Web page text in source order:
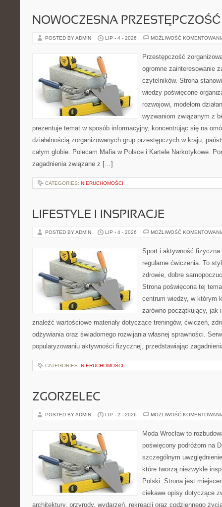
NOWOCZESNA PRZESTĘPCZOŚĆ
POSTED BY ADMIN LIP - 4 - 2026 MOŻLIWOŚĆ
Przestępczość
ogromne zainteresowanie
czytelników. Strona
wiedzy poświęcone
rozwojowi, modelom
wyzwaniom związanym z
prezentuje temat w sposób informacyjny, koncentrując się na
działalnością zorganizowanych grup przestępczych w kraju,
całym globie. Polecam Mafia w Polsce i Kartele Narkotykowe.
zagadnienia związane z […]
CATEGORIES: NIERUCHOMOŚCI
LIFESTYLE I INSPIRACJE
POSTED BY ADMIN LIP - 4 - 2026 MOŻLIWOŚĆ
Sport i aktywność
regularne ćwiczenia. To
zdrowie, dobre
Strona poświęcona tej
centrum wiedzy, w którym
zarówno początkujący, jak
znaleźć wartościowe materiały dotyczące treningów, ćwiczeń,
odżywiania oraz świadomego rozwijania własnej sprawności.
popularyzowaniu aktywności fizycznej, przedstawiając
CATEGORIES: NIERUCHOMOŚCI
ZGORZELEC
POSTED BY ADMIN LIP - 2 - 2026 MOŻLIWOŚĆ
Moda Wrocław to
poświęcony podróżom na
szczególnym
które tworzą niezwykle
Polski. Strona jest
ciekawe opisy dotyczące
architektury, przyrody, wydarzeń, rekreacji oraz codziennego